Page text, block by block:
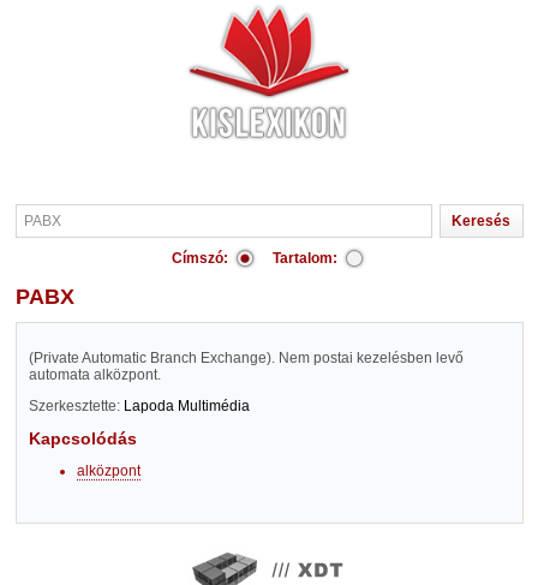
Címszó: Tartalom:
PABX
(Private Automatic Branch Exchange). Nem postai kezelésben levő
automata alközpont.
Szerkesztette: Lapoda Multimédia
Kapcsolódás
alközpont